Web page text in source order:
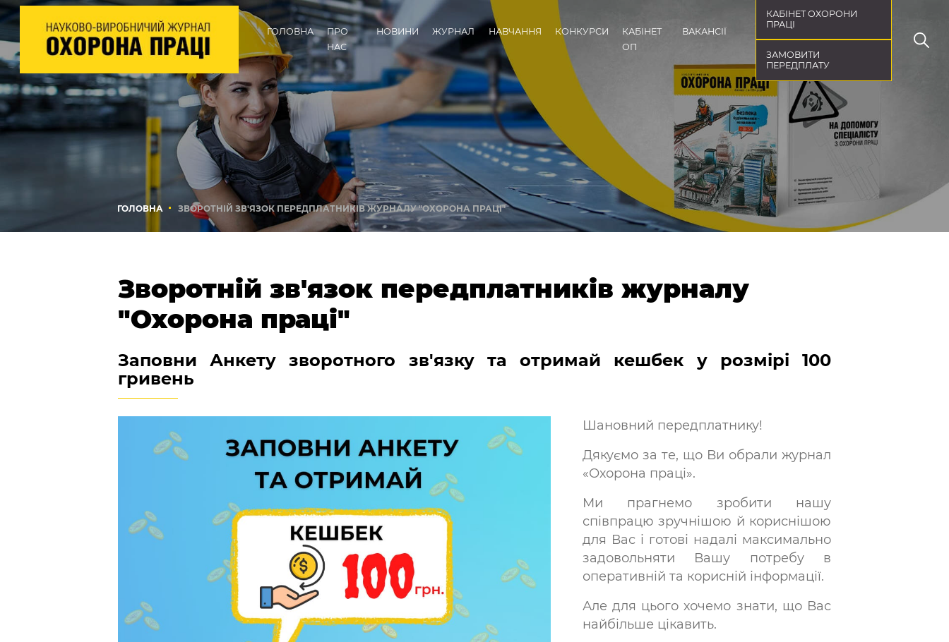
ГОЛОВНА
ПРО
НАС
НОВИНИ ЖУРНАЛ НАВЧАННЯ КОНКУРСИ
КАБІНЕТ
ОП
ВАКАНСІЇ
КАБІНЕТ ОХОРОНИ
ПРАЦІ
ЗАМОВИТИ
ПЕРЕДПЛАТУ
ГОЛОВНА ЗВОРОТНІЙ ЗВ'ЯЗОК ПЕРЕДПЛАТНИКІВ ЖУРНАЛУ "ОХОРОНА ПРАЦІ"
Зворотній зв'язок передплатників журналу
"Охорона праці"
Заповни Анкету зворотного зв'язку та отримай кешбек у розмірі100
гривень
Шановний передплатнику!
Дякуємо за те, що Ви обрали журнал
«Охорона праці».
Ми прагнемо зробити нашу
співпрацю зручнішою й кориснішою
для Вас і готові надалі максимально
задовольняти Вашу потребу в
оперативній та корисній інформації.
Але для цього хочемо знати, що Вас
найбільше цікавить.